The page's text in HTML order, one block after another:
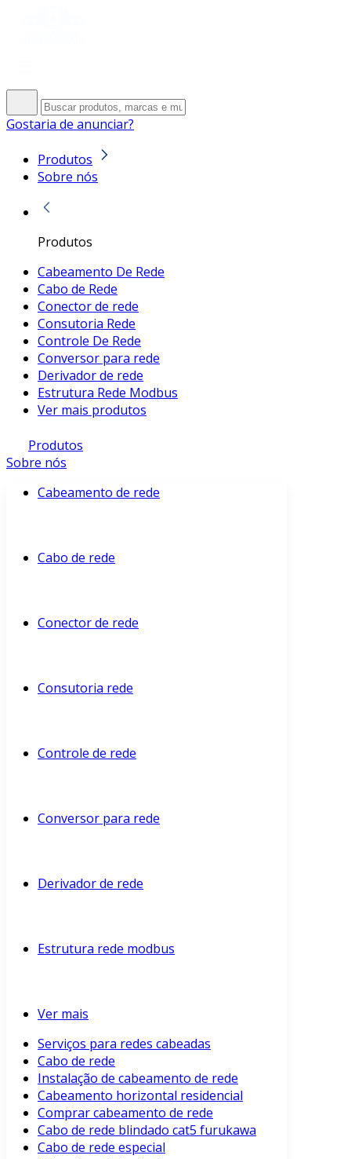
Gostaria de anunciar?
Produtos
Sobre nós
Produtos
Cabeamento De Rede
Cabo de Rede
Conector de rede
Consutoria Rede
Controle De Rede
Conversor para rede
Derivador de rede
Estrutura Rede Modbus
Ver mais produtos
Produtos
Sobre nós
Cabeamento de rede
Cabo de rede
Conector de rede
Consutoria rede
Controle de rede
Conversor para rede
Derivador de rede
Estrutura rede modbus
Ver mais
Serviços para redes cabeadas
Cabo de rede
Instalação de cabeamento de rede
Cabeamento horizontal residencial
Comprar cabeamento de rede
Cabo de rede blindado cat5 furukawa
Cabo de rede especial